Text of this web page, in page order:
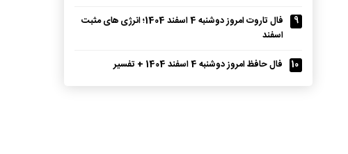
9
فال تاروت امروز دوشنبه 4 اسفند 1404؛ انرژی های مثبت
اسفند
10
فال حافظ امروز دوشنبه 4 اسفند 1404 + تفسیر